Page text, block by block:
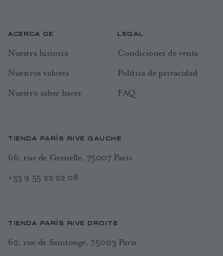
ACERCA DE
Nuestra historia
Nuestros valores
Nuestro saber hacer
LEGAL
Condiciones de venta
Política de privacidad
FAQ
TIENDA PARÍS RIVE GAUCHE
66, rue de Grenelle, 75007 París
+33 9 55 22 22 08
TIENDA PARÍS RIVE DROITE
62, rue de Saintonge, 75003 París